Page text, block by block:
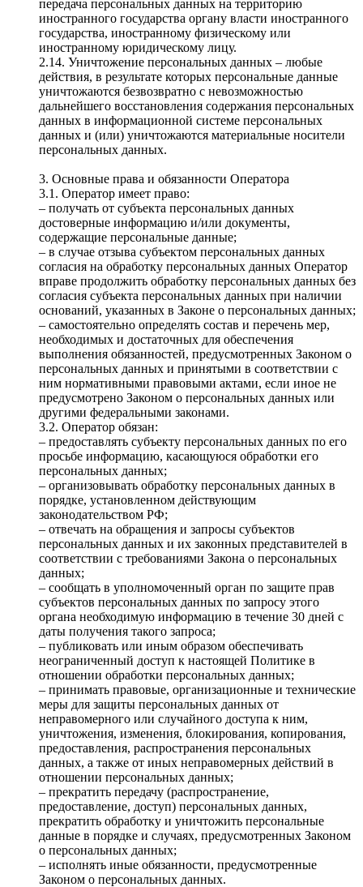
передача персональных данных на территорию
иностранного государства органу власти иностранного
государства, иностранному физическому или
иностранному юридическому лицу.
2.14. Уничтожение персональных данных – любые
действия, в результате которых персональные данные
уничтожаются безвозвратно с невозможностью
дальнейшего восстановления содержания персональных
данных в информационной системе персональных
данных и (или) уничтожаются материальные носители
персональных данных.
3. Основные права и обязанности Оператора
3.1. Оператор имеет право:
– получать от субъекта персональных данных
достоверные информацию и/или документы,
содержащие персональные данные;
– в случае отзыва субъектом персональных данных
согласия на обработку персональных данных Оператор
вправе продолжить обработку персональных данных без
согласия субъекта персональных данных при наличии
оснований, указанных в Законе о персональных данных;
– самостоятельно определять состав и перечень мер,
необходимых и достаточных для обеспечения
выполнения обязанностей, предусмотренных Законом о
персональных данных и принятыми в соответствии с
ним нормативными правовыми актами, если иное не
предусмотрено Законом о персональных данных или
другими федеральными законами.
3.2. Оператор обязан:
– предоставлять субъекту персональных данных по его
просьбе информацию, касающуюся обработки его
персональных данных;
– организовывать обработку персональных данных в
порядке, установленном действующим
законодательством РФ;
– отвечать на обращения и запросы субъектов
персональных данных и их законных представителей в
соответствии с требованиями Закона о персональных
данных;
– сообщать в уполномоченный орган по защите прав
субъектов персональных данных по запросу этого
органа необходимую информацию в течение 30 дней с
даты получения такого запроса;
– публиковать или иным образом обеспечивать
неограниченный доступ к настоящей Политике в
отношении обработки персональных данных;
– принимать правовые, организационные и технические
меры для защиты персональных данных от
неправомерного или случайного доступа к ним,
уничтожения, изменения, блокирования, копирования,
предоставления, распространения персональных
данных, а также от иных неправомерных действий в
отношении персональных данных;
– прекратить передачу (распространение,
предоставление, доступ) персональных данных,
прекратить обработку и уничтожить персональные
данные в порядке и случаях, предусмотренных Законом
о персональных данных;
– исполнять иные обязанности, предусмотренные
Законом о персональных данных.